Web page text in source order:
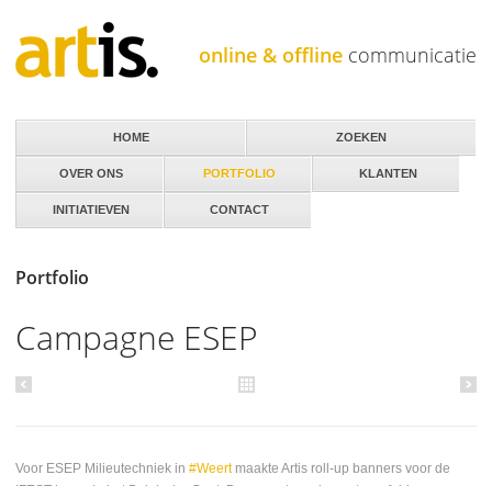
online & offline communicatie
Portfolio
Campagne ESEP
Voor ESEP Milieutechniek in #Weertmaakte Artis roll-up banners voor de
HOME
OVER ONS PORTFOLIO KLANTEN
INITIATIEVEN CONTACT
ZOEKEN